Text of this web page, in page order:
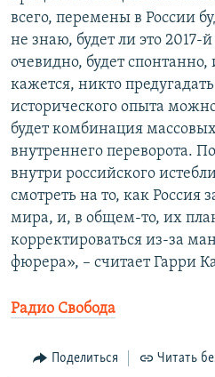
всего, перемены в России
не знаю, будет ли это 2017-
очевидно, будет спонтанно,
кажется, никто
исторического опыта
будет комбинация
внутреннего переворота.
внутри российского
смотреть на то, как Россия
мира, и, в общем-то, их
корректироваться из-за
фюрера», – считает Гарри
Радио Свобода
Поделиться Читать